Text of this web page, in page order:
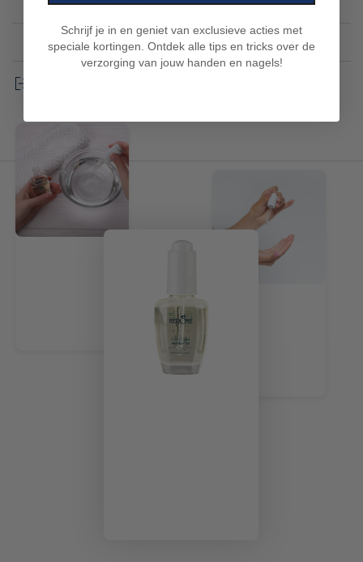
HOE WERKT HET
MOTIVATIE BOOSTER
Schrijf je in en geniet van exclusieve acties met
speciale kortingen. Ontdek alle tips en tricks over de
verzorging van jouw handen en nagels!